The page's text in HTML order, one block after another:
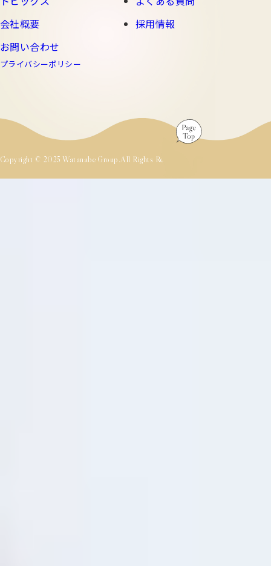
会社概要
採用情報
お問い合わせ
プライバシーポリシー
Copyright © 2025 Watanabe Group.All Rights Reserved.